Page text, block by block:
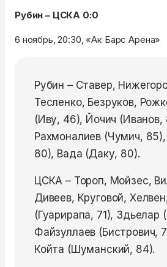
Рубин – ЦСКА 0:0
6 ноябрь, 20:30, «Ак Барс Арена»
Рубин – Ставер,
Тесленко, Безруков,
(Иву, 46), Йочич (Иванов,
Рахмоналиев (Чумич,
80), Вада (Даку, 80).
ЦСКА – Тороп, Мойзес,
Дивеев, Круговой,
(Гуарирапа, 71), Здьелар
Файзуллаев (Бистрович,
Койта (Шуманский, 84).